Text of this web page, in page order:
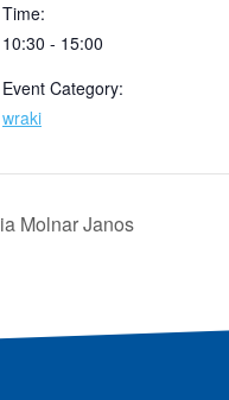
Time:
10:30 - 15:00
Event Category:
wraki
Molnar Janos